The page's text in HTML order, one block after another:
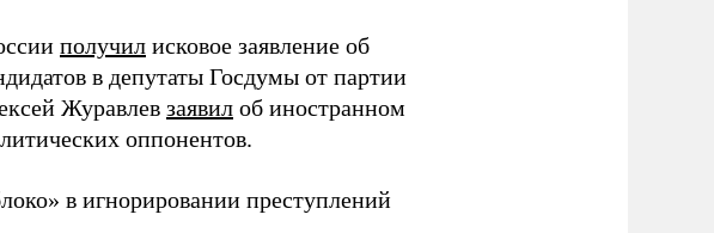
получил исковое заявление об
в депутаты Госдумы от партии
Журавлев заявил об иностранном
оппонентов.
в игнорировании преступлений